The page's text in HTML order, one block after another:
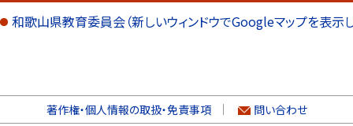
和歌山県教育委員会（新しいウィンドウでGoogleマップを表示
著作権・個人情報の取扱・免責事項 問い合わせ